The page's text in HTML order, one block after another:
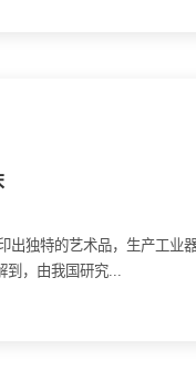
独特的艺术品，生产工业
到，由我国研究...